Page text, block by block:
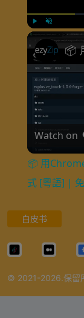
Unmute
Watch on
📦 用
式 [粵語] |
白皮书
© 2021-2026.保留